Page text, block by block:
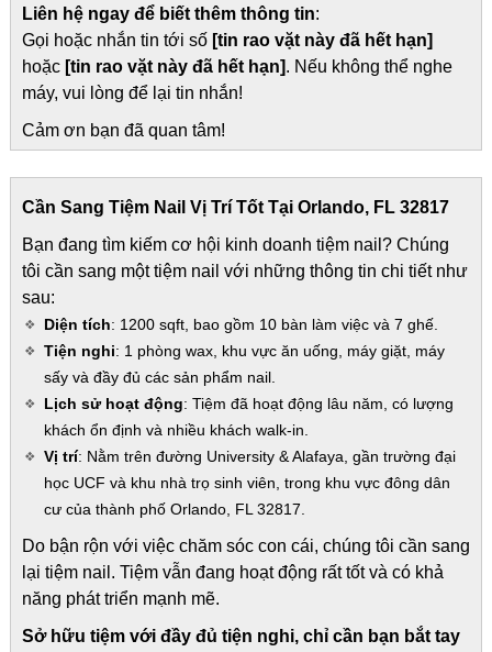
Liên hệ ngay để biết thêm thông tin:
Gọi hoặc nhắn tin tới số [tin rao vặt này đã hết hạn]
hoặc [tin rao vặt này đã hết hạn]. Nếu không thể nghe
máy, vui lòng để lại tin nhắn!
Cảm ơn bạn đã quan tâm!
Cần Sang Tiệm Nail Vị Trí Tốt Tại Orlando, FL 32817
Bạn đang tìm kiếm cơ hội kinh doanh tiệm nail? Chúng
tôi cần sang một tiệm nail với những thông tin chi tiết như
sau:
Diện tích: 1200 sqft, bao gồm 10 bàn làm việc và 7 ghế.
Tiện nghi: 1 phòng wax, khu vực ăn uống, máy giặt, máy
sấy và đầy đủ các sản phẩm nail.
Lịch sử hoạt động: Tiệm đã hoạt động lâu năm, có lượng
khách ổn định và nhiều khách walk-in.
Vị trí: Nằm trên đường University & Alafaya, gần trường đại
học UCF và khu nhà trọ sinh viên, trong khu vực đông dân
cư của thành phố Orlando, FL 32817.
Do bận rộn với việc chăm sóc con cái, chúng tôi cần sang
lại tiệm nail. Tiệm vẫn đang hoạt động rất tốt và có khả
năng phát triển mạnh mẽ.
Sở hữu tiệm với đầy đủ tiện nghi, chỉ cần bạn bắt tay